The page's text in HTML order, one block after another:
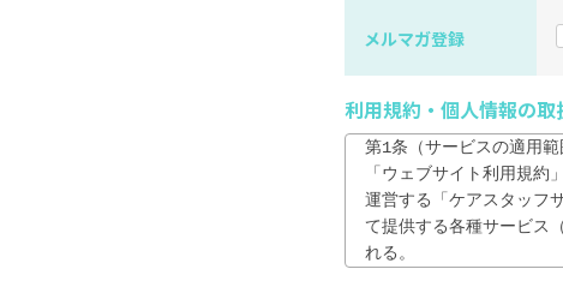
メルマガ登録
利用規約・個人情報の取
第1条（サービスの適用範
「ウェブサイト利用規
運営する「ケアスタッ
て提供する各種サービス
れる。